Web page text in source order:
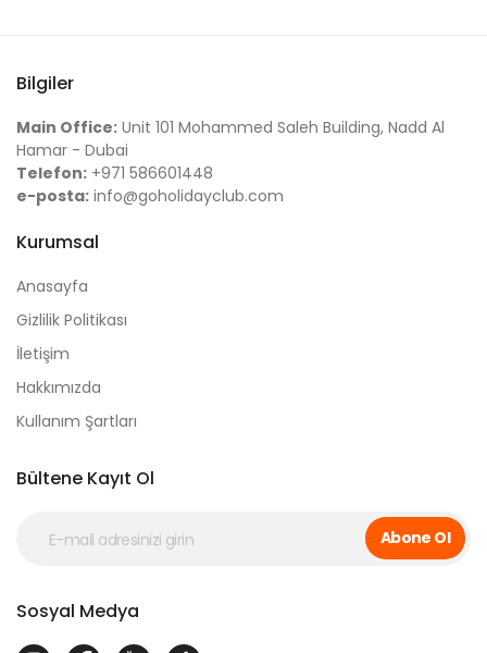
Bilgiler
Main Office: Unit 101 Mohammed Saleh Building, Nadd Al
Hamar - Dubai
Telefon: +971 586601448
e-posta: info@goholidayclub.com
Kurumsal
Anasayfa
Gizlilik Politikası
İletişim
Hakkımızda
Kullanım Şartları
Bültene Kayıt Ol
Abone Ol
Sosyal Medya